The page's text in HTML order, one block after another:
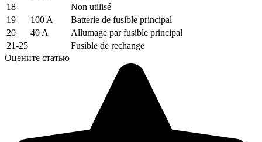
18
Non utilisé
19
100 A
Batterie de fusible principal
20
40 A
Allumage par fusible principal
21-25
Fusible de rechange
Оцените статью